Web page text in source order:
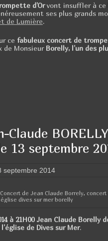
d’Orvont insuffler à ce
ses plus grands
de Lumière.
ce fabuleux concert de
de Monsieur Borelly, l’un des
Claude
13 septembre
septembre 2014
Concert de Jean Claude Borrely
dives sur mer borelly
à 21H00 Jean Claude Borelly
de Dives sur Mer.